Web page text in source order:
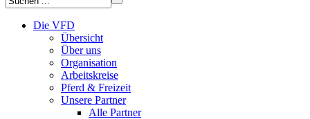
Die VFD
Übersicht
Über uns
Organisation
Arbeitskreise
Pferd & Freizeit
Unsere Partner
Alle Partner